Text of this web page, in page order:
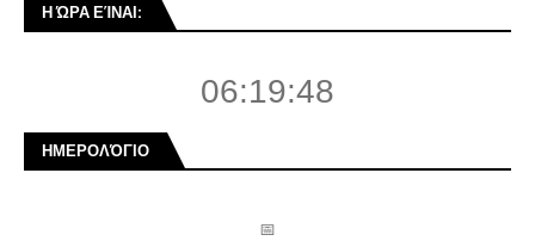
Η ΏΡΑ ΕΊΝΑΙ:
06:19:49
ΗΜΕΡΟΛΌΓΙΟ
📅